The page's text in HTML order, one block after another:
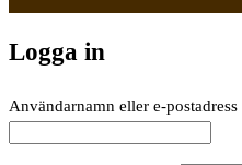
Logga in
Användarnamn eller e-postadress